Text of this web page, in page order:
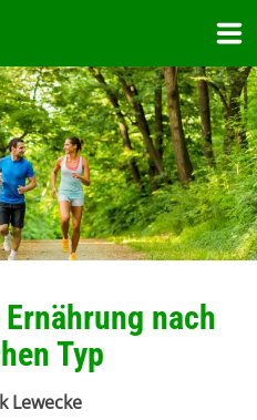
nach
Typ